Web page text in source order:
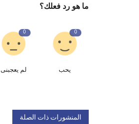
ما هو رد فعلك؟
0
يحب
0
لم يعجبنى
المنشورات ذات الصلة